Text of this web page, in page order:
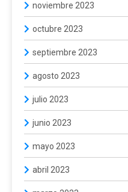
noviembre 2023
octubre 2023
septiembre 2023
agosto 2023
julio 2023
junio 2023
mayo 2023
abril 2023